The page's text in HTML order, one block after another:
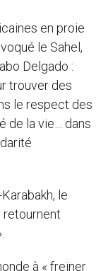
en proie
le Sahel,
Delgado :
trouver des
le respect des
de la vie… dans
le
retournent
à « freiner